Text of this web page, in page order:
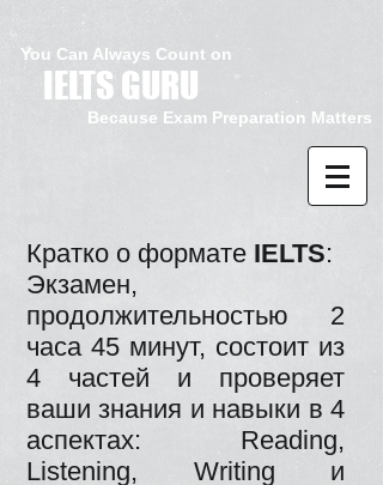
Can Always Count on
IELTS GURU
Exam Preparation Matters
Кратко о формате IELTS:
Экзамен,
продолжительностью 2
часа 45 минут, состоит из
4 частей и проверяет
ваши знания и навыки в 4
аспектах: Reading,
Listening, Writing и